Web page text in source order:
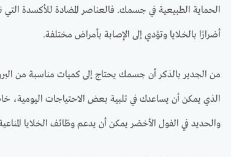
الحماية الطبيعية في جسمك. فالعناصر المضادة للأكسدة
أضرارًا بالخلايا وتؤدي إلى الإصابة بأمراض مختلفة.
من الجدير بالذكر أن جسمك يحتاج إلى كميات مناسبة من
الذي يمكن أن يساعدك في تلبية بعض الاحتياجات اليومية،
والحديد في الفول الأخضر يمكن أن يدعم وظائف الخلايا